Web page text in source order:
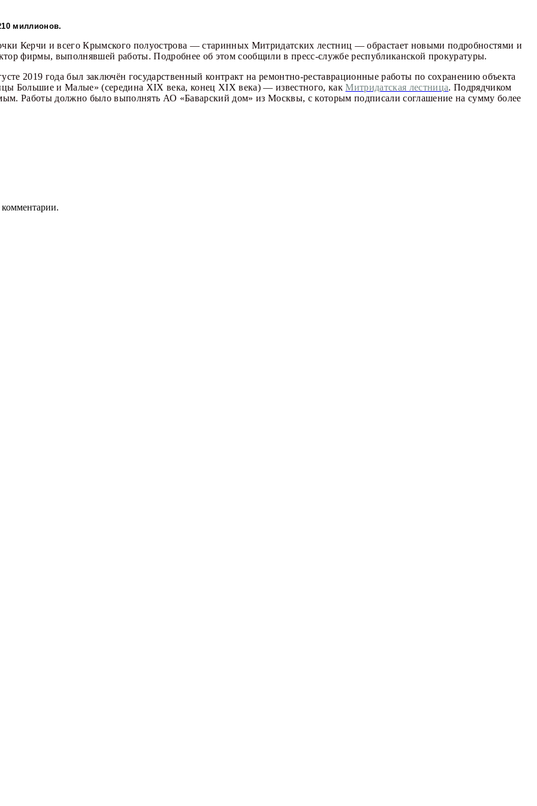
миллионов.
Керчи и всего Крымского полуострова — старинных Митридатских лестниц — обрастает новыми подробностями и
фирмы, выполнявшей работы. Подробнее об этом сообщили в пресс-службе республиканской прокуратуры.
2019 года был заключён государственный контракт на ремонтно-реставрационные работы по сохранению объекта
Большие и Малые» (середина XIX века, конец XIX века) — известного, какМитридатская лестница.Подрядчиком
Работы должно было выполнять АО «Баварский дом» из Москвы, с которым подписали соглашение на сумму более
комментарии.